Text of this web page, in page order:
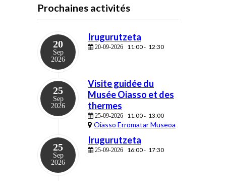
Prochaines activités
20
Sep
2026
Irugurutzeta
20-09-2026 11:00- 12:30
25
Sep
2026
Visite guidée du
Musée Oiasso et des
thermes
25-09-2026 11:00- 13:00
Oiasso Erromatar Museoa
25
Sep
2026
Irugurutzeta
25-09-2026 16:00- 17:30